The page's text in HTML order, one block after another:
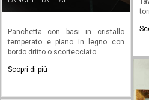
Panchetta con basi in cristallo
temperato e piano in legno con
bordo dritto o scortecciato.
Scopri di più